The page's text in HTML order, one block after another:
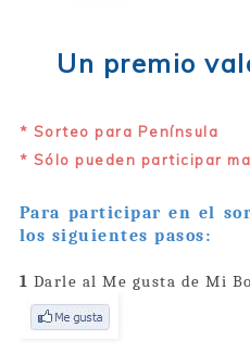
Un premio
* Sorteo para Península
* Sólo pueden participar
Para participar en el
los siguientes pasos:
1 Darle al Me gusta de Mi